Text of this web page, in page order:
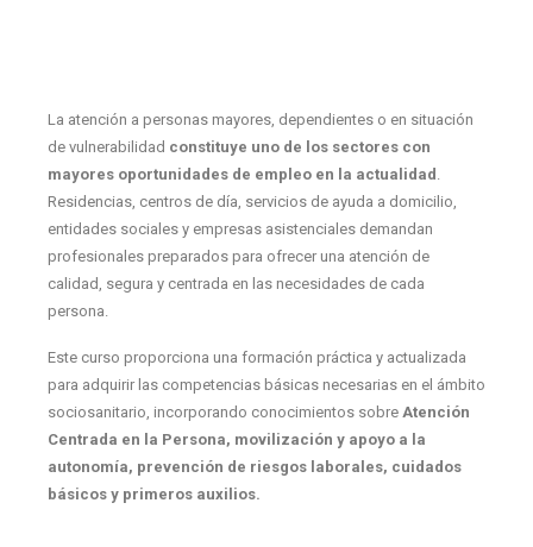
La atención a personas mayores, dependientes o en situación
de vulnerabilidad constituye uno de los sectores con
mayores oportunidades de empleo en la actualidad .
Residencias, centros de día, servicios de ayuda a domicilio,
entidades sociales y empresas asistenciales demandan
profesionales preparados para ofrecer una atención de
calidad, segura y centrada en las necesidades de cada
persona.
Este curso proporciona una formación práctica y actualizada
para adquirir las competencias básicas necesarias en el ámbito
sociosanitario, incorporando conocimientos sobre Atención
Centrada en la Persona, movilización y apoyo a la
autonomía, prevención de riesgos laborales, cuidados
básicos y primeros auxilios.